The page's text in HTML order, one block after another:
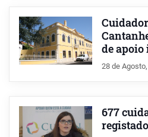
de
28 de
677